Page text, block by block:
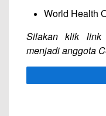
World Health
Silakan klik link
menjadi anggota